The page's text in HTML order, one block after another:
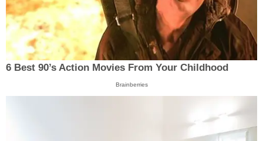
6 Best 90’s Action Movies From Your Childhood
Brainberries